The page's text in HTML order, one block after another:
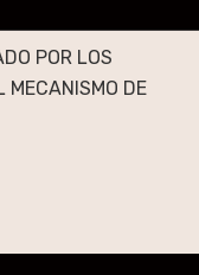
POR LOS
MECANISMO DE